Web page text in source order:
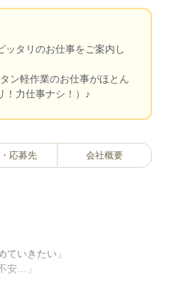
ッタリのお仕事をご案内し
ン軽作業のお仕事がほとん
！力仕事ナシ！）♪
応募先 会社概要
ていきたい」
安…」